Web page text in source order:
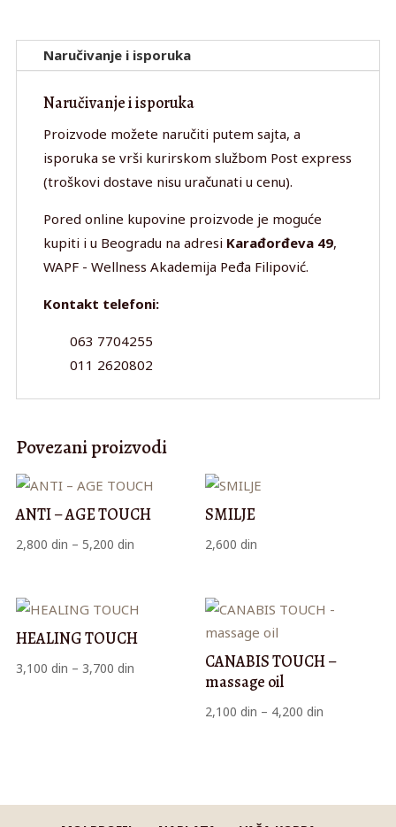
Naručivanje i isporuka
Naručivanje i isporuka
Proizvode možete naručiti putem sajta, a
isporuka se vrši kurirskom službom Post express
(troškovi dostave nisu uračunati u cenu).
Pored online kupovine proizvode je moguće
kupiti i u Beogradu na adresi Karađorđeva 49,
WAPF - Wellness Akademija Peđa Filipović.
Kontakt telefoni:
063 7704255
011 2620802
Povezani proizvodi
ANTI – AGE TOUCH
2,800 din – 5,200 dinRaspon
2,800 din
do
SMILJE
2,600din
HEALING TOUCH
3,100 din – 3,700 dinRaspon
CANABIS TOUCH –
massage oil
2,100din – 4,200din
do